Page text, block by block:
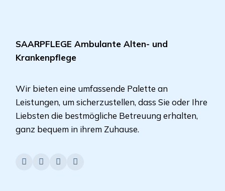
SAARPFLEGE Ambulante Alten- und
Krankenpflege
Wir bieten eine umfassende Palette an
Leistungen, um sicherzustellen, dass Sie oder Ihre
Liebsten die bestmögliche Betreuung erhalten,
ganz bequem in ihrem Zuhause.